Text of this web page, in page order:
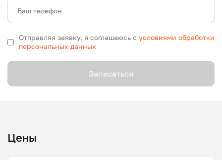
Ваш телефон
Отправляя заявку, я соглашаюсь с условиями обработки
персональных данных
Записаться
Цены